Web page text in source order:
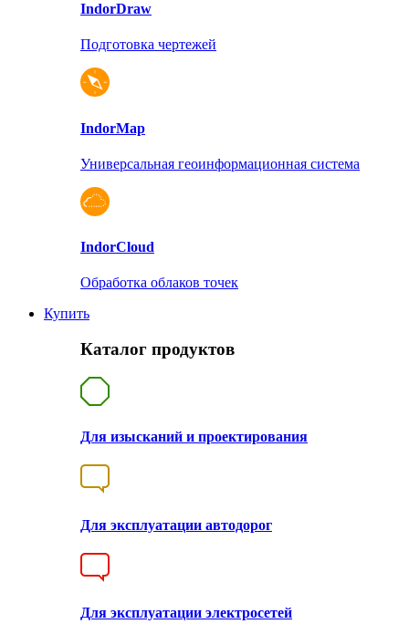
IndorDraw
Подготовка чертежей
IndorMap
Универсальная геоинформационная система
IndorCloud
Обработка облаков точек
Купить
Каталог продуктов
Для изысканий и проектирования
Для эксплуатации автодорог
Для эксплуатации электросетей